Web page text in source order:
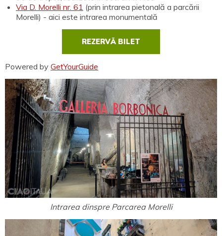
Via D. Morelli nr. 61 (prin intrarea pietonală a parcării
Morelli) - aici este intrarea monumentală
REZERVĂ BILET
Powered by GetYourGuide
Intrarea dinspre Parcarea Morelli